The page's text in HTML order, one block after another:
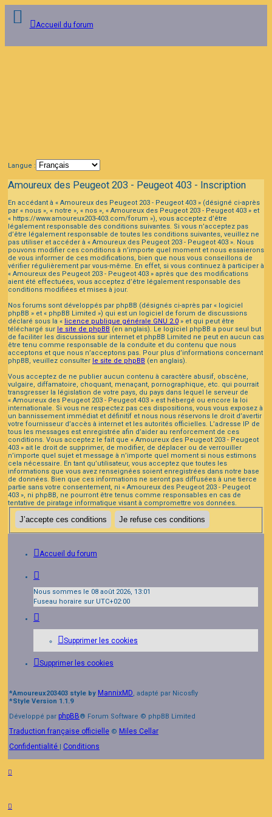
Accueil du forum
Langue :
Amoureux des Peugeot 203 - Peugeot 403 - Inscription
En accédant à « Amoureux des Peugeot 203 - Peugeot 403 » (désigné ci-après
par « nous », « notre », « nos », « Amoureux des Peugeot 203 - Peugeot 403 » et
« https://www.amoureux203-403.com/forum »), vous acceptez d’être
légalement responsable des conditions suivantes. Si vous n’acceptez pas
d’être légalement responsable de toutes les conditions suivantes, veuillez ne
pas utiliser et accéder à « Amoureux des Peugeot 203 - Peugeot 403 ». Nous
pouvons modifier ces conditions à n’importe quel moment et nous essaierons
de vous informer de ces modifications, bien que nous vous conseillons de
vérifier régulièrement par vous-même. En effet, si vous continuez à participer à
« Amoureux des Peugeot 203 - Peugeot 403 » après que des modifications
aient été effectuées, vous acceptez d’être légalement responsable des
conditions modifiées et mises à jour.
Nos forums sont développés par phpBB (désignés ci-après par « logiciel
phpBB » et « phpBB Limited ») qui est un logiciel de forum de discussions
déclaré sous la « licence publique générale GNU 2.0 » et qui peut être
téléchargé sur le site de phpBB (en anglais). Le logiciel phpBB a pour seul but
de faciliter les discussions sur internet et phpBB Limited ne peut en aucun cas
être tenu comme responsable de la conduite et du contenu que nous
acceptons et que nous n’acceptons pas. Pour plus d’informations concernant
phpBB, veuillez consulter le site de phpBB (en anglais).
Vous acceptez de ne publier aucun contenu à caractère abusif, obscène,
vulgaire, diffamatoire, choquant, menaçant, pornographique, etc. qui pourrait
transgresser la législation de votre pays, du pays dans lequel le serveur de
« Amoureux des Peugeot 203 - Peugeot 403 » est hébergé ou encore la loi
internationale. Si vous ne respectez pas ces dispositions, vous vous exposez à
un bannissement immédiat et définitif et nous nous réservons le droit d’avertir
votre fournisseur d’accès à internet et les autorités officielles. L’adresse IP de
tous les messages est enregistrée afin d’aider au renforcement de ces
conditions. Vous acceptez le fait que « Amoureux des Peugeot 203 - Peugeot
403 » ait le droit de supprimer, de modifier, de déplacer ou de verrouiller
n’importe quel sujet et message à n’importe quel moment si nous estimons
cela nécessaire. En tant qu’utilisateur, vous acceptez que toutes les
informations que vous avez renseignées soient enregistrées dans notre base
de données. Bien que ces informations ne seront pas diffusées à une tierce
partie sans votre consentement, ni « Amoureux des Peugeot 203 - Peugeot
403 », ni phpBB, ne pourront être tenus comme responsables en cas de
tentative de piratage informatique visant à compromettre vos données.
Accueil du forum
Nous sommes le 08 août 2026, 13:01
Fuseau horaire sur UTC+02:00
Supprimer les cookies
Supprimer les cookies
*Amoureux203403 style by MannixMD, adapté par Nicosfly
*Style Version 1.1.9
Développé par phpBB® Forum Software © phpBB Limited
Traduction française officielle © Miles Cellar
Confidentialité
Conditions